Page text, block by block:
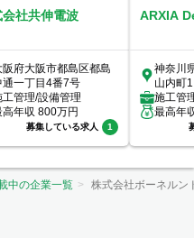
会社共伸電波
阪府大阪市都島区都島
通一丁目4番7号
工管理/設備管理
高年収 800万円
募集している求人 1
ARXIA
神奈川
山内町
室
施工管
最高年
中の企業一覧 株式会社ボーネルン